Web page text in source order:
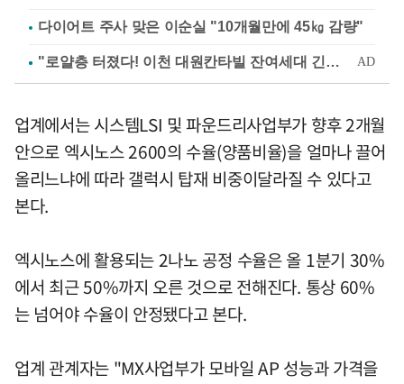
다이어트 주사 맞은 이순실 "10개월만에 45㎏ 감량"
업계에서는 시스템LSI 및 파운드리사업부가 향후 2개월
안으로 엑시노스 2600의 수율(양품비율)을 얼마나 끌어
올리느냐에 따라 갤럭시 탑재 비중이달라질 수 있다고
본다.
엑시노스에 활용되는 2나노 공정 수율은 올 1분기 30%
에서 최근 50%까지 오른 것으로 전해진다. 통상 60%
는 넘어야 수율이 안정됐다고 본다.
업계 관계자는 "MX사업부가 모바일 AP 성능과 가격을